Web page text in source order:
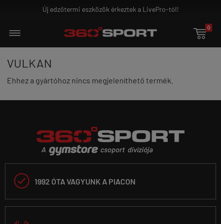
Új edzőtermi eszközök érkeztek a LivePro-tól!

0
VULKAN
Ehhez a gyártóhoz nincs megjeleníthető termék.
 1992 ÓTA VAGYUNK A PIACON